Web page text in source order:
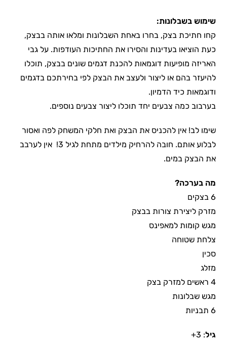
שימוש בשבלונות:
קחו חתיכת בצק, בחרו באחת השבלונות ומלאו אותה בבצק,
כעת הוציאו בעדינות והסירו את החתיכות העודפות. על גבי
האריזה מופיעות דוגמאות להכנת דגמים שונים בבצק, תוכלו
להיעזר בהם או ליצור ולעצב את הבצק לפי בחירתכם בדגמים
ודוגמאות כיד הדמיון.
בערבוב כמה צבעים יחד תוכלו ליצור צבעים נוספים.
שימו לב! אין להכניס את הבצק ואת חלקי המשחק לפה ואסור
לבלוע אותם. חובה להרחיק מילדים מתחת לגיל 3! אין לערבב
את הבצק במים.
מה בערכה?
6 בצקים
מזרק ליצירת צורות בבצק
מגש קומות למאפינס
צלחת שטוחה
סכין
מזלג
4 ראשים למזרק בצק
מגש שבלונות
6 תבניות
גיל: 3+